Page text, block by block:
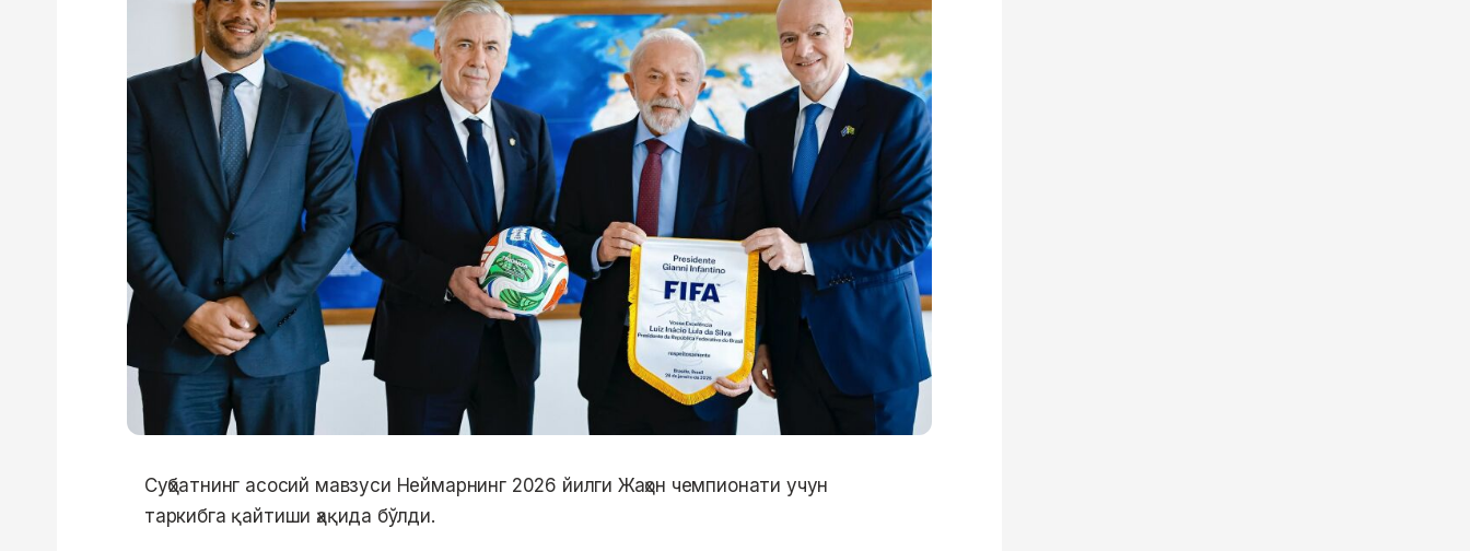
Суҳбатнинг асосий мавзуси Неймарнинг 2026 йилги Жаҳон чемпионати учун
таркибга қайтиши ҳақида бўлди.